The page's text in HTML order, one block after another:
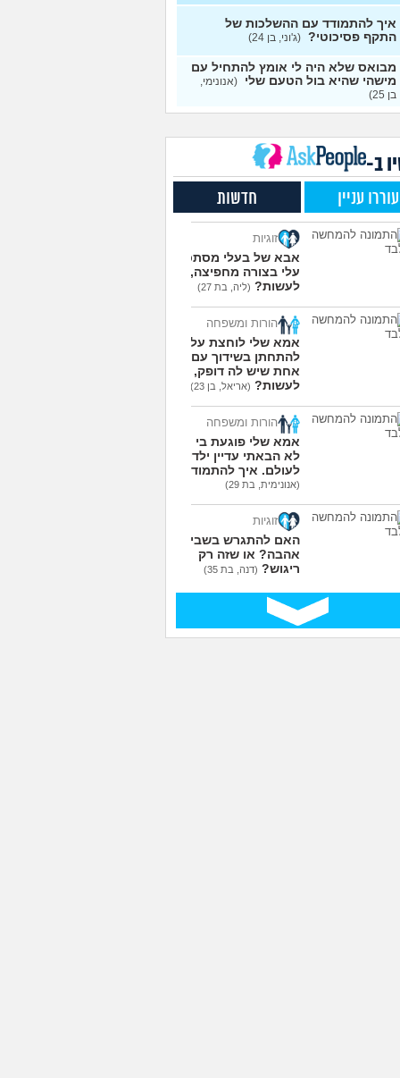
עצות
מוצצת אצבע כהרגעה,
את ארון הילדות בבית
מפסיקים לפחד מזה שהזמן
(אליזבת, בת 24)
אנשים מתייעצים כל
(פפרוני, בן 25)
5
את הרעב בחיים שלי
לחזור לזה! (זלדוס, בן 22)
בודדה מאוד בלי חברים כבר 5
ולא יודעת איפה להכיר
5
עצות
עוד שאלות חדשות במדור
איך להתמודד עם ההשלכות של
התקף פסיכוטי? (ג'וני, בן 24)
מבואס שלא היה לי אומץ להתחיל עם
מישהי שהיא בול הטעם שלי (אנונימי,
בן 25)
ב-
עוררו עניין חדשות
זוגיות
אבא של בעלי מסתכל
עלי בצורה מחפיצה, מה
לעשות? (ליה, בת 27)
הורות ומשפחה
אמא שלי לוחצת עליי
להתחתן בשידוך עם כל
אחת שיש לה דופק, מה
לעשות? (אריאל, בן 23)
הורות ומשפחה
אמא שלי פוגעת בי כי
לא הבאתי עדיין ילדים
לעולם. איך להתמודד?
(אנונימית, בת 29)
זוגיות
האם להתגרש בשביל
אהבה? או שזה רק
ריגוש? (דנה, בת 35)